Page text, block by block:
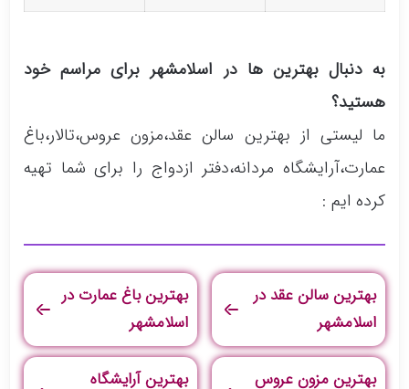
به دنبال بهترین ها در اسلامشهر برای مراسم خود
هستید؟
ما لیستی از بهترین سالن عقد،مزون عروس،تالار،باغ
عمارت،آرایشگاه مردانه،دفتر ازدواج را برای شما تهیه
کرده ایم :
بهترین سالن عقد در
اسلامشهر
بهترین باغ عمارت در
اسلامشهر
بهترین مزون عروس
بهترین آرایشگاه